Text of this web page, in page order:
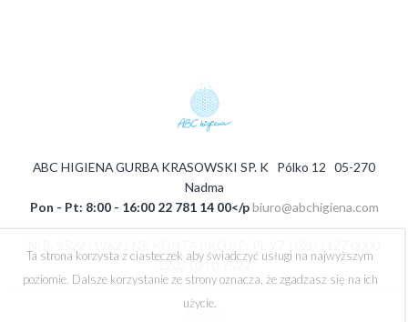
Ta strona korzysta z ciasteczek aby świadczyć usługi na najwyższym
poziomie. Dalsze korzystanie ze strony oznacza, że zgadzasz się na ich
użycie.
ABC HIGIENA GURBA KRASOWSKI SP. K Pólko 12 05-270
Nadma
Pon - Pt: 8:00 - 16:00 22 781 14 00</pbiuro@abchigiena.com
1202 0210 7522
© 2023